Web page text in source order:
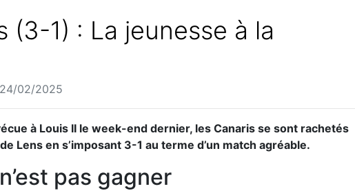
(3-1) : La jeunesse à la
02/2025
à Louis II le week-end dernier, les Canaris se sont rachetés
Lens en s’imposant 3-1 au terme d’un match agréable.
pas gagner